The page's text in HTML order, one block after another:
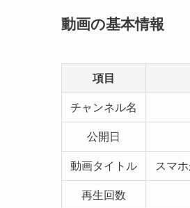
動画の基本情報
項目
チャンネル名
公開日
動画タイトル スマ
再生回数